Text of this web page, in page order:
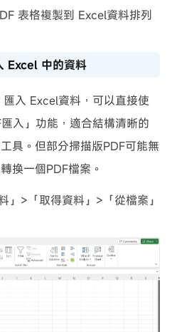
表格複製到 Excel資料排列
Excel 中的資料
入 Excel資料，可以直接使
入」功能，適合結構清晰的
具。但部分掃描版PDF可能無
換一個PDF檔案。
」>「取得資料」>「從檔案」